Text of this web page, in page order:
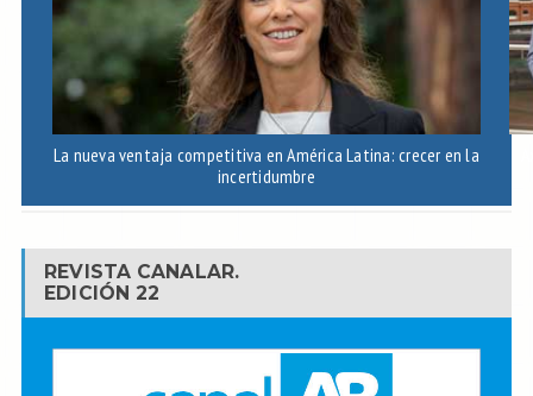
La nueva ventaja competitiva en América Latina: crecer en la
incertidumbre
REVISTA CANALAR.
EDICIÓN 22